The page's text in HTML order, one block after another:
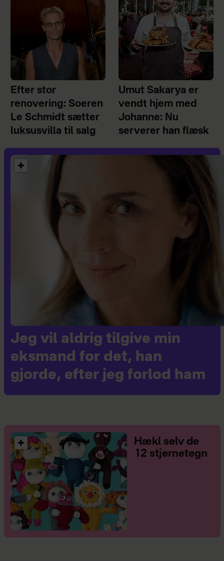
Efter stor
renovering: Soeren
Le Schmidt sætter
luksusvilla til salg
Umut Sakarya er
vendt hjem med
Johanne: Nu
serverer han flæsk
Jeg vil aldrig tilgive min
eksmand for det, han
gjorde, efter jeg forlod ham
Hækl selv de
12 stjernetegn